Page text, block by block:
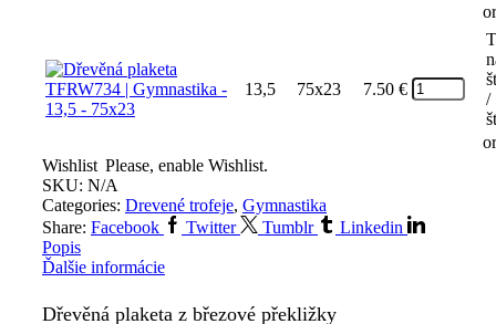
or
13,5 75x23 7.50 €
/
or
Wishlist Please, enable Wishlist.
SKU: N/A
Categories: Drevené trofeje, Gymnastika
Share: Facebook Twitter Tumblr
Linkedin
Popis
Ďalšie informácie
Dřevěná plaketa z březové překližky